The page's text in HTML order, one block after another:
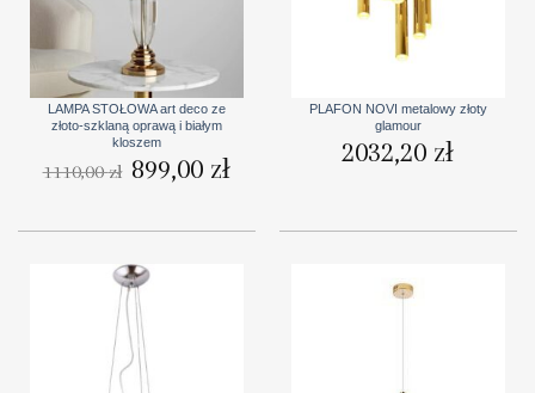
LAMPA STOŁOWA art deco ze
złoto-szklaną oprawą i białym
kloszem
1110,00zł
Pierwotna
cena
899,00 złAktualna
cena
PLAFON NOVI metalowy złoty
glamour
2032,20 zł